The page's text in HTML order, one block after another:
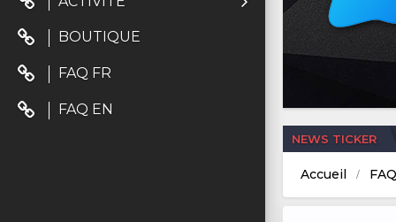
BOUTIQUE
FAQ FR
FAQ EN
NEWS TICKER
Accueil